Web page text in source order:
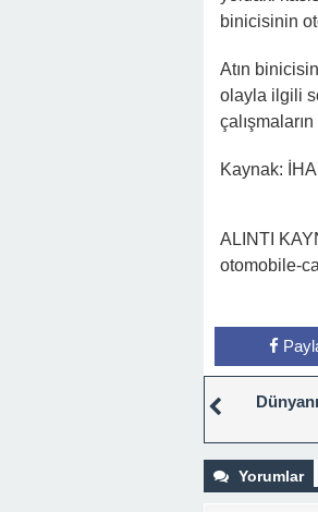
binicisinin
Atın
olayla ilgili
Kaynak: İHA
ALINTI
otomobile-
Yorumlar